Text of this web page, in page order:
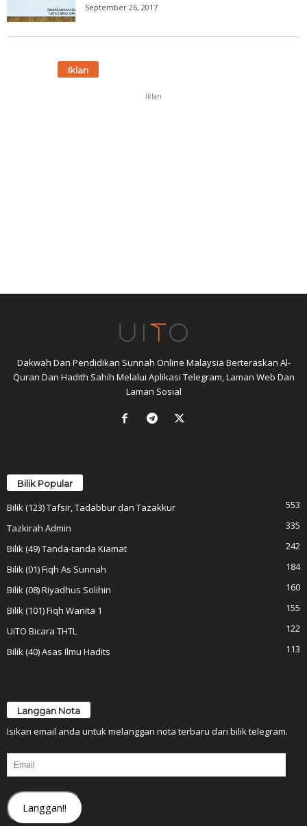
September 26, 2017
Iklan
Iklan
Dakwah Dan Pendidikan Sunnah Online Malaysia Berteraskan Al-
Quran Dan Hadith Sahih Melalui Aplikasi Telegram, Laman Web Dan
Laman Sosial
Bilik Popular
Bilik (123) Tafsir, Tadabbur dan Tazakkur
553
Tazkirah Admin
335
Bilik (49) Tanda-tanda Kiamat
242
Bilik (01) Fiqh As Sunnah
184
Bilik (08) Riyadhus Solihin
160
Bilik (101) Fiqh Wanita 1
155
UiTO Bicara THTL
122
Bilik (40) Asas Ilmu Hadits
113
Langgan Nota
Isikan email anda untuk melanggan nota terbaru dari bilik telegram.
Email
Langgan!!